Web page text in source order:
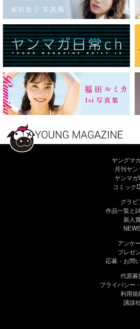
ヤングマ
月刊ヤン
ヤンマガ
コミック
グラビ
作品一覧と
新人
アンケ
プレゼ
応募・お問
代原募
プライバシー
利用規
講談